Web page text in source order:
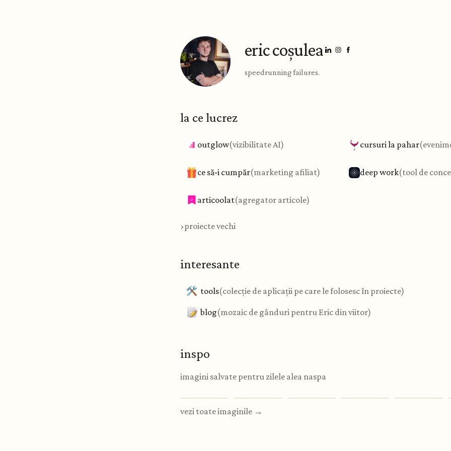
eric coșulea
speedrunning failures.
la ce lucrez
outglow(vizibilitate AI) cursuri la pahar(
ce să‑i cumpăr(marketing afiliat) deep work(tool de
articoolat(agregator articole)
›proiecte vechi
interesante
tools(colecție de aplicații pe care le folosesc în proiecte)
blog(mozaic de gânduri pentru Eric din viitor)
inspo
imagini salvate pentru zilele alea naspa
vezi toate imaginile →